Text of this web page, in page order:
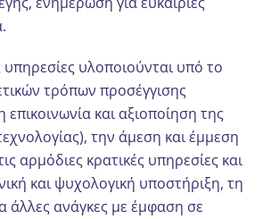
υλοποιούνται υπό το
τρόπων προσέγγισης
επικοινωνία και αξιοποίηση της
την άμεση και έμμεση
αρμόδιες κρατικές υπηρεσίες και
και ψυχολογική υποστήριξη, τη
άλλες ανάγκες με έμφαση σε